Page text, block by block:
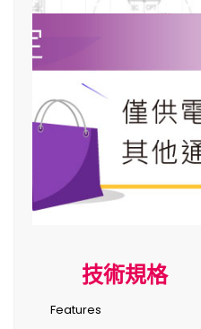
技術規格
Features